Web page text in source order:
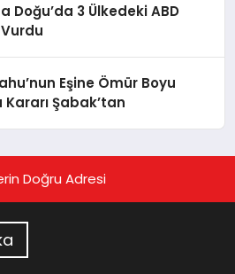
Doğu’da 3 Ülkedeki ABD
Eşine Ömür Boyu
Kararı Şabak’tan
Doğru Adresi